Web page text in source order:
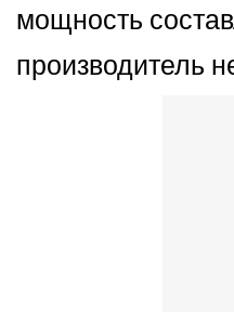
мощность
производитель